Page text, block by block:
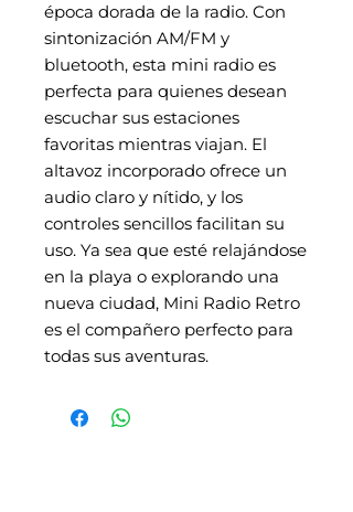
época dorada de la radio. Con
sintonización AM/FM y
bluetooth, esta mini radio es
perfecta para quienes desean
escuchar sus estaciones
favoritas mientras viajan. El
altavoz incorporado ofrece un
audio claro y nítido, y los
controles sencillos facilitan su
uso. Ya sea que esté relajándose
en la playa o explorando una
nueva ciudad, Mini Radio Retro
es el compañero perfecto para
todas sus aventuras.